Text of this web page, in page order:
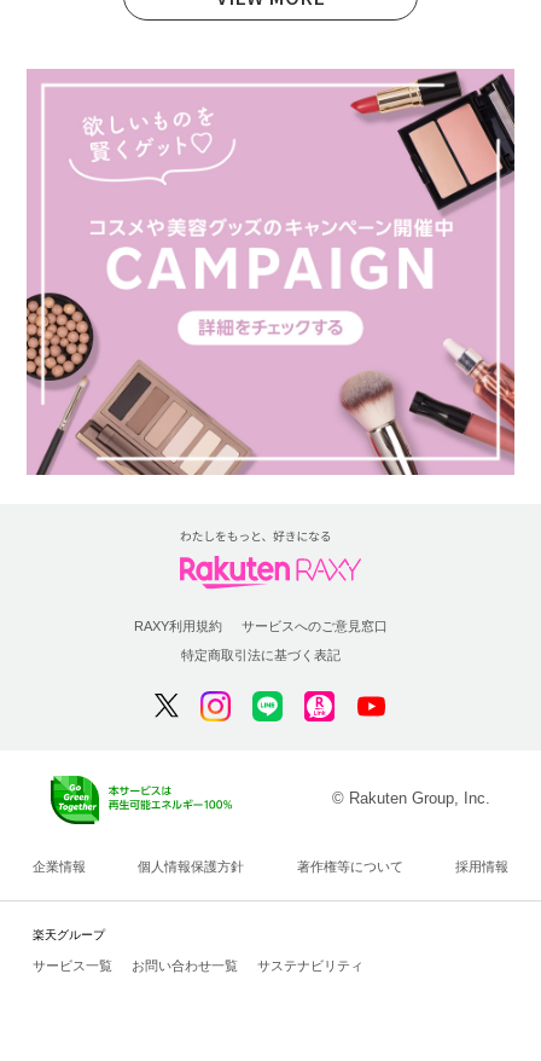
RAXY利用規約
サービスへのご意見窓口
特定商取引法に基づく表記
© Rakuten Group, Inc.
企業情報 個人情報保護方針 著作権等について 採用情報
楽天グループ
サービス一覧 お問い合わせ一覧 サステナビリティ